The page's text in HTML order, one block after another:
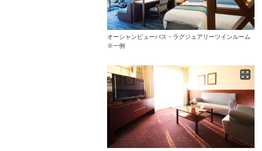
オーシャンビューバス・ラグジュアリーツインルーム
※一例